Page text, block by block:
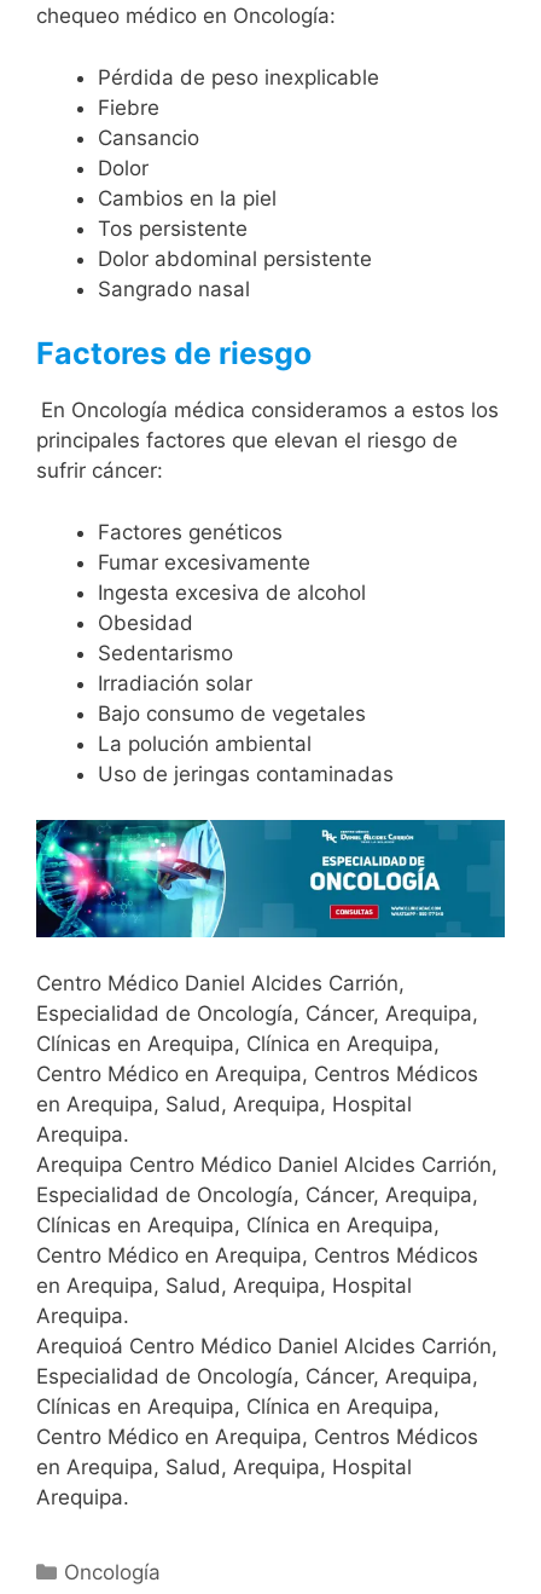
chequeo médico en Oncología:
Pérdida de peso inexplicable
Fiebre
Cansancio
Dolor
Cambios en la piel
Tos persistente
Dolor abdominal persistente
Sangrado nasal
Factores de riesgo
En Oncología médica consideramos a estos los
principales factores que elevan el riesgo de
sufrir cáncer:
Factores genéticos
Fumar excesivamente
Ingesta excesiva de alcohol
Obesidad
Sedentarismo
Irradiación solar
Bajo consumo de vegetales
La polución ambiental
Uso de jeringas contaminadas
Centro Médico Daniel Alcides Carrión,
Especialidad de Oncología, Cáncer, Arequipa,
Clínicas en Arequipa, Clínica en Arequipa,
Centro Médico en Arequipa, Centros Médicos
en Arequipa, Salud, Arequipa, Hospital
Arequipa.
Arequipa Centro Médico Daniel Alcides Carrión,
Especialidad de Oncología, Cáncer, Arequipa,
Clínicas en Arequipa, Clínica en Arequipa,
Centro Médico en Arequipa, Centros Médicos
en Arequipa, Salud, Arequipa, Hospital
Arequipa.
Arequioá Centro Médico Daniel Alcides Carrión,
Especialidad de Oncología, Cáncer, Arequipa,
Clínicas en Arequipa, Clínica en Arequipa,
Centro Médico en Arequipa, Centros Médicos
en Arequipa, Salud, Arequipa, Hospital
Arequipa.
Oncología